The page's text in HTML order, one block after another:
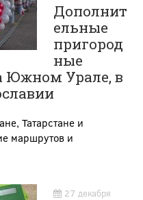
Дополнит
ельные
пригород
ные
Южном Урале, в
Татарстане и
маршрутов и
27 декабря